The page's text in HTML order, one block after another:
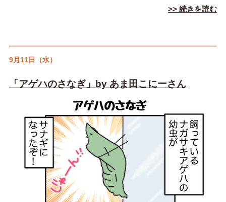
>> 続きを読む
9月11日（水）
「アゲハのさなぎ」by あま田こにーさん